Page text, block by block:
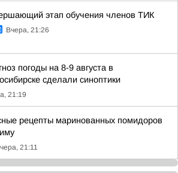
этап обучения членов ТИК
Вчера, 21:26
погоды на 8-9 августа в
сделали синоптики
21:19
рецепты маринованных помидоров
21:11